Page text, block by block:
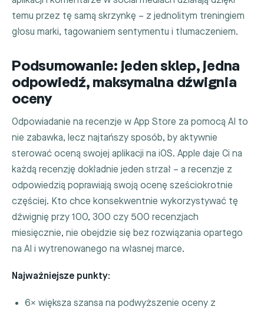
temu przez tę samą skrzynkę – z jednolitym treningiem
głosu marki, tagowaniem sentymentu i tłumaczeniem.
Podsumowanie: jeden sklep, jedna
odpowiedź, maksymalna dźwignia
oceny
Odpowiadanie na recenzje w App Store za pomocą AI to
nie zabawka, lecz najtańszy sposób, by aktywnie
sterować oceną swojej aplikacji na iOS. Apple daje Ci na
każdą recenzję dokładnie jeden strzał – a recenzje z
odpowiedzią poprawiają swoją ocenę sześciokrotnie
częściej. Kto chce konsekwentnie wykorzystywać tę
dźwignię przy 100, 300 czy 500 recenzjach
miesięcznie, nie obejdzie się bez rozwiązania opartego
na AI i wytrenowanego na własnej marce.
Najważniejsze punkty:
6× większa szansa na podwyższenie oceny z